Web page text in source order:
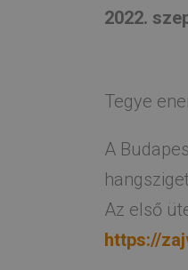
2022.
Tegye
A
Az első
https://